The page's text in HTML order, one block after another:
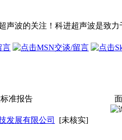
波的关注！科进超声波是致
准报告
发展有限公司
[未核实]